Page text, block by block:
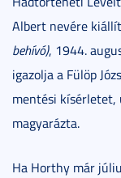
Albert nevére
behívó), 1944.
igazolja a Fülöp
mentési kísérletet,
magyarázta.
Ha Horthy már